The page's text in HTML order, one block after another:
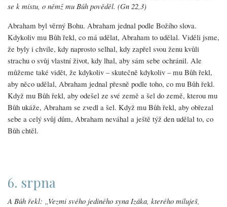
se k místu, o němž mu Bůh pověděl. (Gn 22,3)
Abraham byl věrný Bohu. Abraham jednal podle Božího slova.
Kdykoliv mu Bůh řekl, co má udělat, Abraham to udělal. Viděli jsme,
že byly i chvíle, kdy naprosto selhal, kdy zapřel svou ženu kvůli
strachu o svůj vlastní život, kdy lhal, aby sám sebe ochránil. Ale
můžeme také vidět, že kdykoliv – skutečně kdykoliv – mu Bůh řekl,
aby něco udělal, Abraham jednal přesně podle toho, co mu Bůh řekl.
Když mu Bůh řekl, aby odešel ze své země a šel do země, kterou mu
Bůh ukáže, Abraham se zvedl a šel. Když mu Bůh řekl, aby obřezal
sebe a celý svůj dům, Abraham neváhal a ještě týž den udělal to, co
Bůh chtěl.
6. srpna
A Bůh řekl: „Vezmi svého jediného syna Izáka, kterého miluješ,